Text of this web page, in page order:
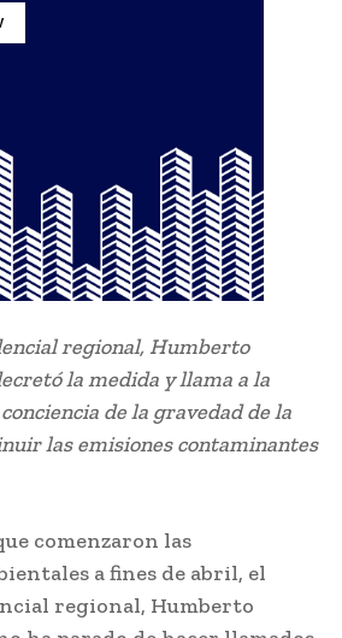
regional, Humberto
la medida y llama a la
de la gravedad de la
las emisiones contaminantes
comenzaron las
a fines de abril, el
regional, Humberto